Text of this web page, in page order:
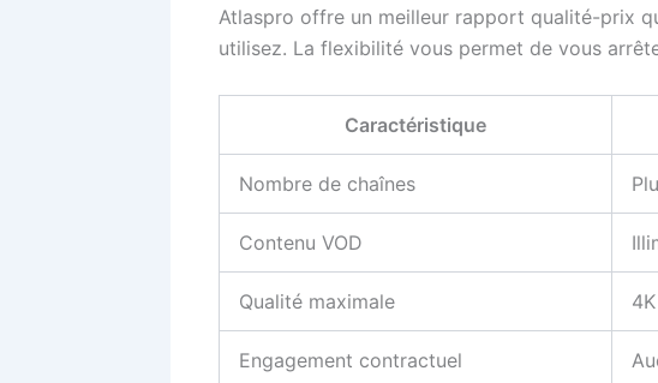
Atlaspro offre un meilleur rapport qualité-prix
utilisez. La flexibilité vous permet de vous
Caractéristique
Nombre de chaînes
Contenu VOD
Qualité maximale 4K
Engagement contractuel